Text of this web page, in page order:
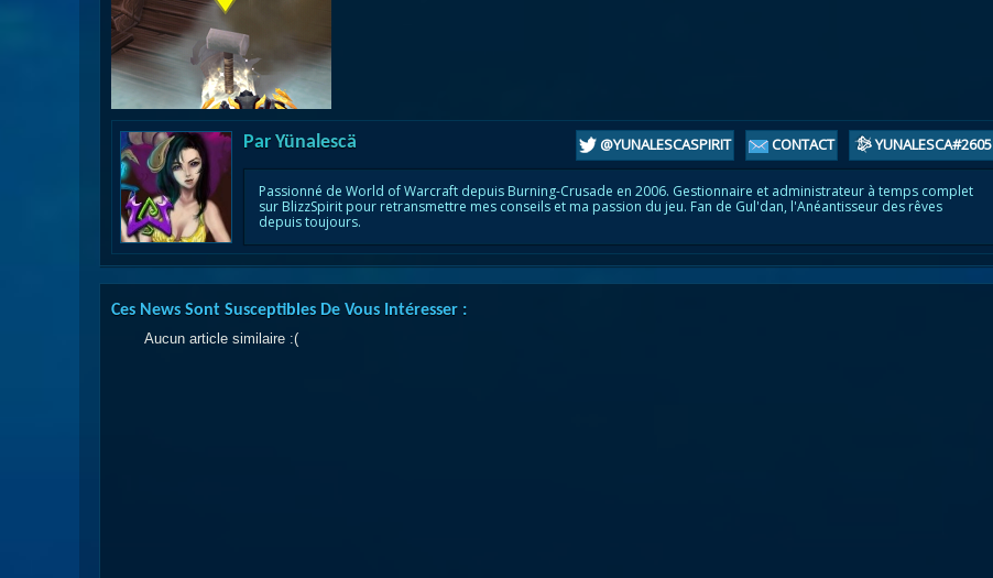
Par Yünalescä YUNALESCA#2605
CONTACT
@YUNALESCASPIRIT
Passionné de World of Warcraft depuis Burning-Crusade en 2006. Gestionnaire et administrateur à temps complet
sur BlizzSpirit pour retransmettre mes conseils et ma passion du jeu. Fan de Gul'dan, l'Anéantisseur des rêves
depuis toujours.
Ces News Sont Susceptibles De Vous Intéresser :
Aucun article similaire :(